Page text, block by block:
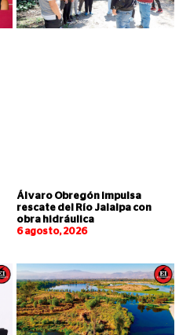
Álvaro Obregón impulsa
rescate del Río Jalalpa con
obra hidráulica
6 agosto, 2026